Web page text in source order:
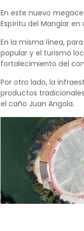
En este nuevo
Espíritu del Manglar
En la misma línea,
popular y el turismo
fortalecimiento del
Por otro lado, la
productos
el caño Juan Angola.